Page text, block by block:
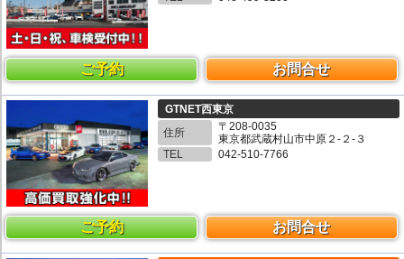
ご予約 お問合せ
GTNET西東京
住所
〒208-0035
東京都武蔵村山市中原２-２-３
TEL
042-510-7766
ご予約 お問合せ